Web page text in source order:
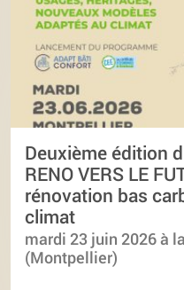
Deuxième édition
RENO VERS LE
rénovation bas
climat
mardi 23 juin 2026 à
(Montpellier)